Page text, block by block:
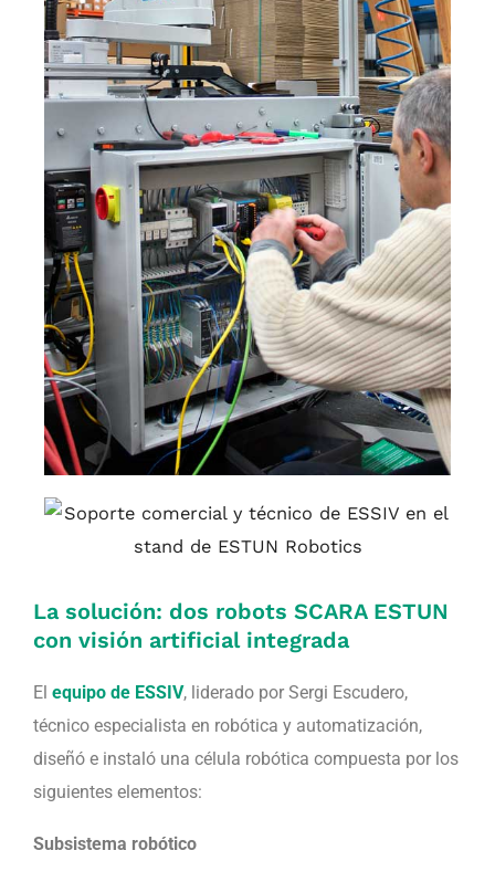
La solución: dos robots SCARA ESTUN
con visión artificial integrada
El equipo de ESSIV, liderado por Sergi Escudero,
técnico especialista en robótica y automatización,
diseñó e instaló una célula robótica compuesta por los
siguientes elementos:
Subsistema robótico